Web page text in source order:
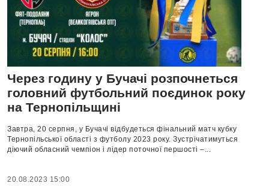
Через годину у Бучачі розпочнеться
головний футбольний поєдинок року
на Тернопільщині
Завтра, 20 серпня, у Бучачі відбудеться фінальний матч кубку
Тернопільської області з футболу 2023 року. Зустрічатимуться
діючий обласний чемпіон і лідер поточної першості –...
20.08.2023 15:00